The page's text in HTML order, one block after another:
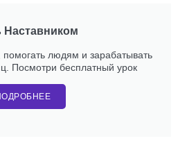
Наставником
помогать людям и зарабатывать
Посмотри бесплатный урок